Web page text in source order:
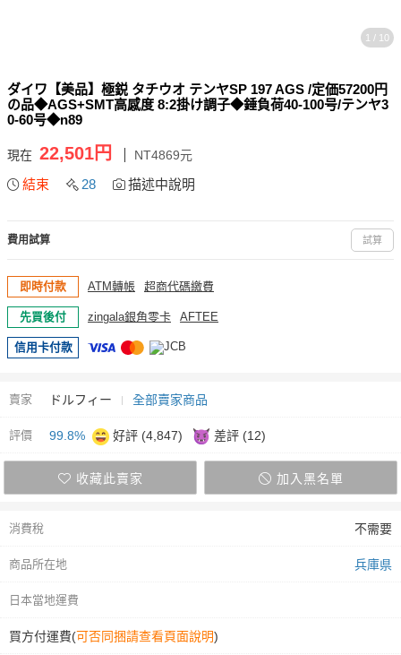
1 / 10
ダイワ【美品】極鋭 タチウオ テンヤSP 197 AGS /定価57200円
の品◆AGS+SMT高感度 8:2掛け調子◆錘負荷40-100号/テンヤ3
0-60号◆n89
現在 22,501円 NT4869元
結束 28 描述中說明
費用試算 試算
即時付款 ATM轉帳 超商代碼繳費
先買後付 zingala銀角零卡 AFTEE
信用卡付款
賣家 ドルフィー 全部賣家商品
評價 99.8% 好評 (4,847) 差評 (12)
收藏此賣家 加入黑名單
消費稅 不需要
商品所在地 兵庫県
日本當地運費
買方付運費(可否同捆請查看頁面說明)